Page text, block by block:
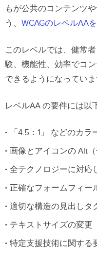
もが公共のコンテンツ
う、 WCAGのレベルAA
このレベルでは、健常
験、機能性、効率でコ
できるようになっていま
レベルAA の要件には以
「4.5：1」 などのカ
画像とアイコンの Alt
全テクノロジーに対応
正確なフォームフィー
適切な構造の見出しタ
テキストサイズの変更
特定支援技術に関する